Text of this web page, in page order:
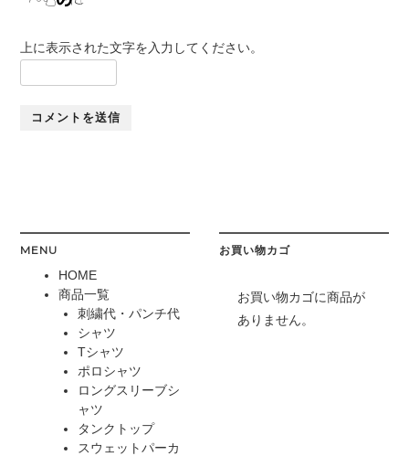
上に表示された文字を入力してください。
MENU
HOME
商品一覧
刺繍代・パンチ代
シャツ
Tシャツ
ポロシャツ
ロングスリーブシ
ャツ
タンクトップ
スウェットパーカ
お買い物カゴ
お買い物カゴに商品が
ありません。